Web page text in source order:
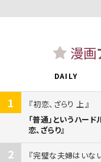
漫画
DAILY
1
初恋、ざらり 上
「普通」というハー
恋、ざらり』
2
完璧な夫婦はいな